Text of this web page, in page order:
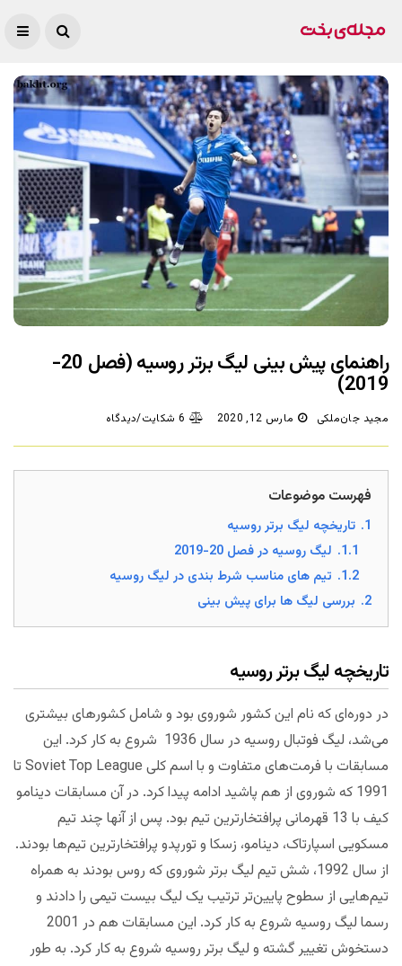
راهنمای پیش بینی لیگ برتر روسیه (فصل 20-
2019)
مجید جان‌ملکی مارس 12, 2020 6 شکایت/دیدگاه
فهرست موضوعات
1. تاریخچه لیگ برتر روسیه
1.1. لیگ روسیه در فصل 20-2019
1.2. تیم های مناسب شرط بندی در لیگ روسیه
2. بررسی لیگ ها برای پیش بینی
تاریخچه لیگ برتر روسیه
در دوره‌ای که نام این کشور شوروی بود و شامل کشورهای بیشتری
می‌شد، لیگ فوتبال روسیه در سال 1936 شروع به کار کرد. این
مسابقات با فرمت‌های متفاوت و با اسم کلی Soviet Top League تا
1991 که شوروی از هم پاشید ادامه پیدا کرد. در آن مسابقات دینامو
کیف با 13 قهرمانی پرافتخارترین تیم بود. پس از آنها چند تیم
مسکویی اسپارتاک، دینامو، زسکا و تورپدو پرافتخارترین تیم‌ها بودند.
از سال 1992، شش تیم لیگ برتر شوروی که روس بودند به همراه
تیم‌هایی از سطوح پایین‌تر ترتیب یک لیگ بیست تیمی را دادند و
رسما لیگ روسیه شروع به کار کرد. این مسابقات هم در 2001
دستخوش تغییر گشته و لیگ برتر روسیه شروع به کار کرد. به طور